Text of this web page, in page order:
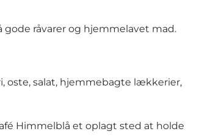
råvarer og hjemmelavet mad.
oste, salat, hjemmebagte lækkerier,
Himmelblå et oplagt sted at holde